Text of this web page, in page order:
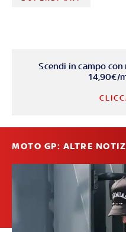
Scendi in campo con
14,90€/
MOTO GP: ALTRE